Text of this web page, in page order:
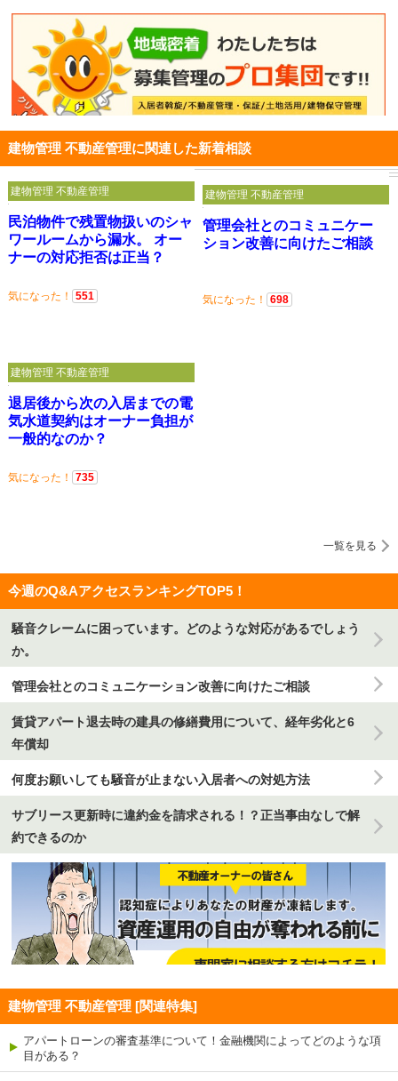
建物管理 不動産管理に関連した新着相談
民泊物件で残置物扱いのシャ
ワールームから漏水。 オー
ナーの対応拒否は正当？
気になった！ 551
建物管理 不動産管理
管理会社とのコミュニケー
ション改善に向けたご相談
気になった！ 698
建物管理 不動産管理
退居後から次の入居までの電
気水道契約はオーナー負担が
一般的なのか？
気になった！ 735
建物管理 不動産管理
一覧を見る
今週のQ&AアクセスランキングTOP5！
騒音クレームに困っています。どのような対応があるでしょう
か。
管理会社とのコミュニケーション改善に向けたご相談
賃貸アパート退去時の建具の修繕費用について、経年劣化と6
年償却
何度お願いしても騒音が止まない入居者への対処方法
サブリース更新時に違約金を請求される！？正当事由なしで解
約できるのか
建物管理 不動産管理 [関連特集]
アパートローンの審査基準について！金融機関によってどのような項
目がある？